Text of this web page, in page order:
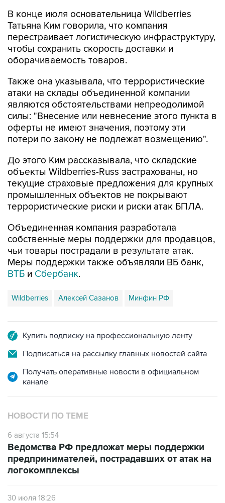
В конце июля основательница Wildberries
Татьяна Ким говорила, что компания
перестраивает логистическую инфраструктуру,
чтобы сохранить скорость доставки и
оборачиваемость товаров.
Также она указывала, что террористические
атаки на склады объединенной компании
являются обстоятельствами непреодолимой
силы: "Внесение или невнесение этого пункта в
оферты не имеют значения, поэтому эти
потери по закону не подлежат возмещению".
До этого Ким рассказывала, что складские
объекты Wildberries-Russ застрахованы, но
текущие страховые предложения для крупных
промышленных объектов не покрывают
террористические риски и риски атак БПЛА.
Объединенная компания разработала
собственные меры поддержки для продавцов,
чьи товары пострадали в результате атак.
Меры поддержки также объявляли ВБ банк,
ВТБ и Сбербанк.
Wildberries Алексей Сазанов Минфин РФ
Купить подписку на профессиональную ленту
Подписаться на рассылку главных новостей сайта
Получать оперативные новости в официальном
канале
НОВОСТИ ПО ТЕМЕ
6 августа 15:54
Ведомства РФ предложат меры поддержки
предпринимателей, пострадавших от атак на
логокомплексы
30 июля 18:26